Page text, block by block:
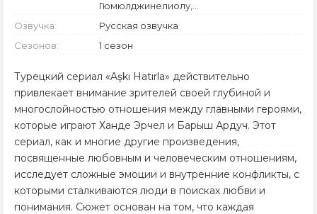
Гюмюлджинелиолу,...
Озвучка:
Русская озвучка
Сезонов:
1 сезон
Турецкий сериал «Aşkı Hatırla» действительно
привлекает внимание зрителей своей глубиной и
многослойностью отношения между главными героями,
которые играют Ханде Эрчел и Барыш Ардуч. Этот
сериал, как и многие другие произведения,
посвященные любовным и человеческим отношениям,
исследует сложные эмоции и внутренние конфликты, с
которыми сталкиваются люди в поисках любви и
понимания. Сюжет основан на том, что каждая